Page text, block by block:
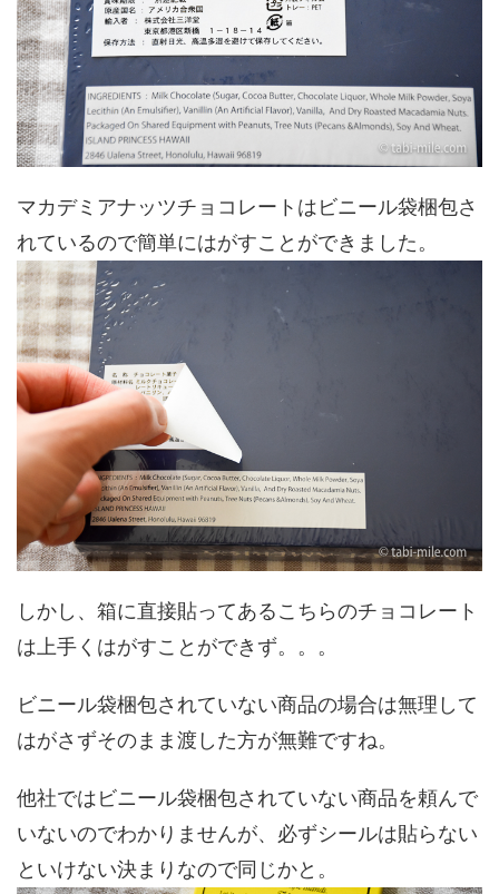
マカデミアナッツチョコレートはビニール袋梱包さ
れているので簡単にはがすことができました。
しかし、箱に直接貼ってあるこちらのチョコレート
は上手くはがすことができず。。。
ビニール袋梱包されていない商品の場合は無理して
はがさずそのまま渡した方が無難ですね。
他社ではビニール袋梱包されていない商品を頼んで
いないのでわかりませんが、必ずシールは貼らない
といけない決まりなので同じかと。